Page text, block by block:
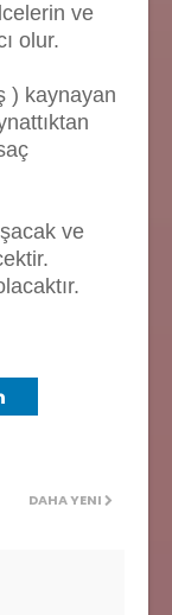
ve
olur.
) kaynayan
ve
DAHA YENI